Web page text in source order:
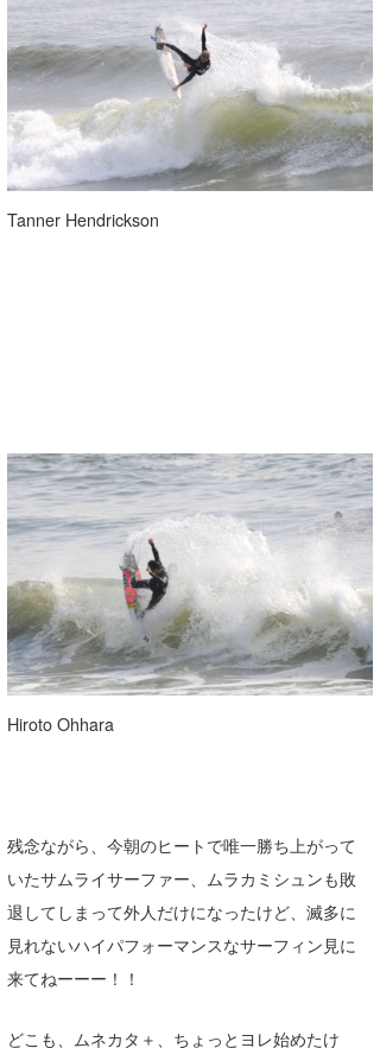
Tanner Hendrickson
Hiroto Ohhara
残念ながら、今朝のヒートで唯一勝ち上がって
いたサムライサーファー、ムラカミシュンも敗
退してしまって外人だけになったけど、滅多に
見れないハイパフォーマンスなサーフィン見に
来てねーーー！！
どこも、ムネカタ＋、ちょっとヨレ始めたけ